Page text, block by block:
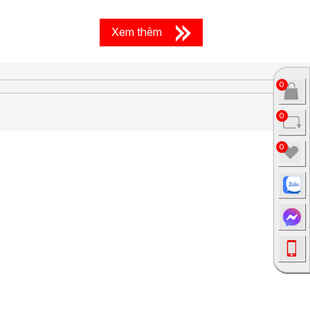
Xem thêm
0
0
0